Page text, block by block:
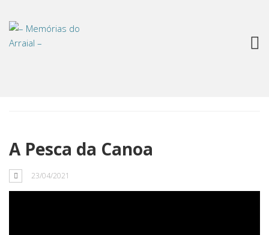
Blog
A Pesca da Canoa
23/04/2021